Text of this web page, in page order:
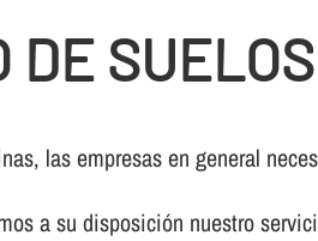
DE
las empresas en general
a su disposición nuestro